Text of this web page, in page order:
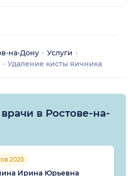
на-Дону
Услуги
Удаление кисты яичника
в Ростове-на-
2025
Ирина Юрьевна